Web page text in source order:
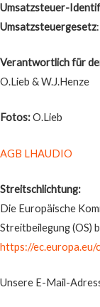
Umsatzsteuer-
Umsatzsteuergesetz
Verantwortlich für
O.Lieb & W.J.Henze
Fotos:O.Lieb
AGB LHAUDIO
Streitschlichtung:
Die Europäische
Streitbeilegung (OS)
https://ec.europa.eu/
Unsere E-Mail-